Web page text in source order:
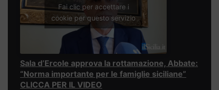
Fai clic per accettare i
cookie per questo servizio
Sala d’Ercole approva la rottamazione, Abbate:
“Norma importante per le famiglie siciliane”
CLICCA PER IL VIDEO